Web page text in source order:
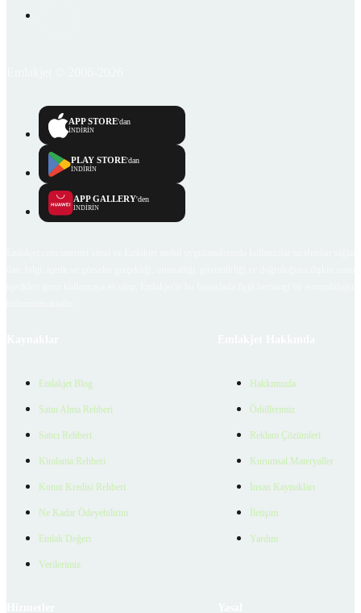
APP STORE'dan
İNDİRİN
PLAY STORE'dan
İNDİRİN
APP GALLERY'den
İNDİRİN
Emlakjet Blog
Satın Alma Rehberi
Satıcı Rehberi
Kiralama Rehberi
Konut Kredisi Rehberi
Ne Kadar Ödeyebilirim
Emlak Değeri
Verilerimiz
Hakkımızda
Ödüllerimiz
Reklam Çözümleri
Kurumsal Materyaller
İnsan Kaynakları
İletişim
Yardım